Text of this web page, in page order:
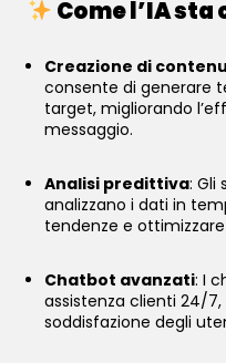
Come l’IA
Creazione di
consente di generare
target, migliorando
messaggio.
Analisi predittiva: Gli
analizzano i dati in
tendenze e
Chatbot avanzati: I
assistenza clienti 24/7,
soddisfazione degli